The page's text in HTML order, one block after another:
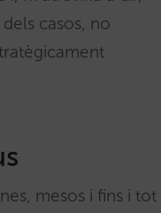
casos, no
mesos i fins i tot